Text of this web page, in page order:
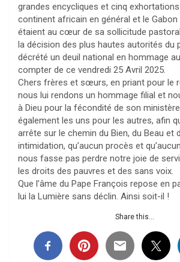
grandes encycliques et cinq
continent africain en général et le
étaient au cœur de sa sollicitude
la décision des plus hautes autorités du
décrété un deuil national en hommage
compter de ce vendredi 25 Avril 2025.
Chers frères et sœurs, en priant pour le
nous lui rendons un hommage filial et
à Dieu pour la fécondité de son
également les uns pour les autres, afin
arrête sur le chemin du Bien, du Beau et
intimidation, qu’aucun procès et
nous fasse pas perdre notre joie de
les droits des pauvres et des sans voix.
Que l’âme du Pape François repose en
lui la Lumière sans déclin. Ainsi soit-il !
Share this...